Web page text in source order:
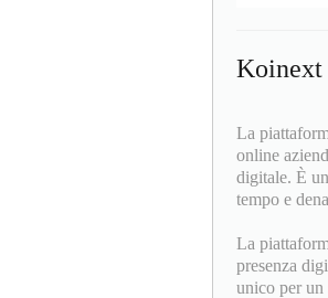
Koinext
La
online
digitale. È
tempo e
La
presenza
unico per un